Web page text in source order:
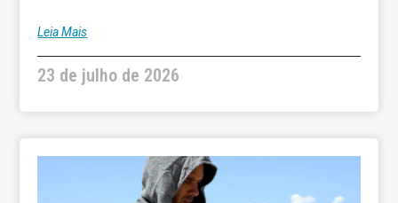
Leia Mais
23 de julho de 2026